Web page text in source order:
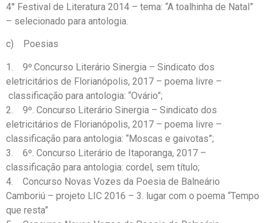
4° Festival de Literatura 2014 – tema: “A toalhinha de Natal”
– selecionado para antologia.
c) Poesias
1. 9º.Concurso Literário Sinergia – Sindicato dos
eletricitários de Florianópolis, 2017 – poema livre –
classificação para antologia: “Ovário”;
2. 9º. Concurso Literário Sinergia – Sindicato dos
eletricitários de Florianópolis, 2017 – poema livre –
classificação para antologia: “Moscas e gaivotas”;
3. 6º. Concurso Literário de Itaporanga, 2017 –
classificação para antologia: cordel, sem título;
4. Concurso Novas Vozes da Poesia de Balneário
Camboriú – projeto LIC 2016 – 3. lugar com o poema “Tempo
que resta”